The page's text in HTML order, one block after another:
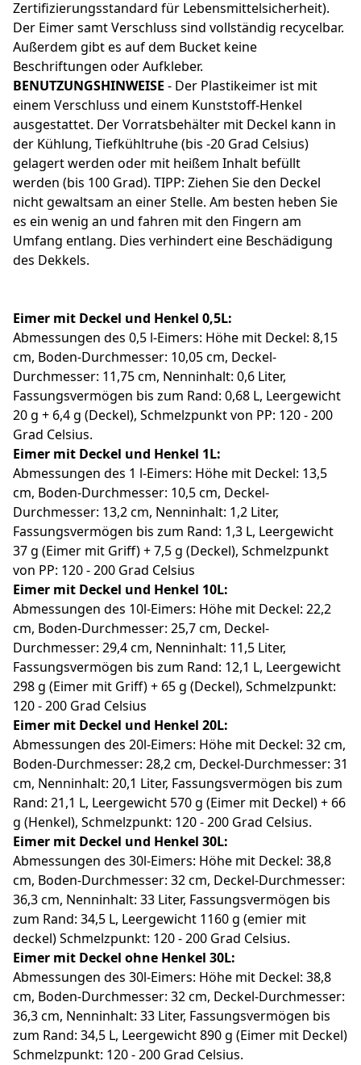
Zertifizierungsstandard für Lebensmittelsicherheit).
Der Eimer samt Verschluss sind vollständig recycelbar.
Außerdem gibt es auf dem Bucket keine
Beschriftungen oder Aufkleber.
BENUTZUNGSHINWEISE - Der Plastikeimer ist mit
einem Verschluss und einem Kunststoff-Henkel
ausgestattet. Der Vorratsbehälter mit Deckel kann in
der Kühlung, Tiefkühltruhe (bis -20 Grad Celsius)
gelagert werden oder mit heißem Inhalt befüllt
werden (bis 100 Grad). TIPP: Ziehen Sie den Deckel
nicht gewaltsam an einer Stelle. Am besten heben Sie
es ein wenig an und fahren mit den Fingern am
Umfang entlang. Dies verhindert eine Beschädigung
des Dekkels.
Eimer mit Deckel und Henkel 0,5L:
Abmessungen des 0,5 l-Eimers: Höhe mit Deckel: 8,15
cm, Boden-Durchmesser: 10,05 cm, Deckel-
Durchmesser: 11,75 cm, Nenninhalt: 0,6 Liter,
Fassungsvermögen bis zum Rand: 0,68 L, Leergewicht
20 g + 6,4 g (Deckel), Schmelzpunkt von PP: 120 - 200
Grad Celsius.
Eimer mit Deckel und Henkel 1L:
Abmessungen des 1 l-Eimers: Höhe mit Deckel: 13,5
cm, Boden-Durchmesser: 10,5 cm, Deckel-
Durchmesser: 13,2 cm, Nenninhalt: 1,2 Liter,
Fassungsvermögen bis zum Rand: 1,3 L, Leergewicht
37 g (Eimer mit Griff) + 7,5 g (Deckel), Schmelzpunkt
von PP: 120 - 200 Grad Celsius
Eimer mit Deckel und Henkel 10L:
Abmessungen des 10l-Eimers: Höhe mit Deckel: 22,2
cm, Boden-Durchmesser: 25,7 cm, Deckel-
Durchmesser: 29,4 cm, Nenninhalt: 11,5 Liter,
Fassungsvermögen bis zum Rand: 12,1 L, Leergewicht
298 g (Eimer mit Griff) + 65 g (Deckel), Schmelzpunkt:
120 - 200 Grad Celsius
Eimer mit Deckel und Henkel 20L:
Abmessungen des 20l-Eimers: Höhe mit Deckel: 32 cm,
Boden-Durchmesser: 28,2 cm, Deckel-Durchmesser: 31
cm, Nenninhalt: 20,1 Liter, Fassungsvermögen bis zum
Rand: 21,1 L, Leergewicht 570 g (Eimer mit Deckel) + 66
g (Henkel), Schmelzpunkt: 120 - 200 Grad Celsius.
Eimer mit Deckel und Henkel 30L:
Abmessungen des 30l-Eimers: Höhe mit Deckel: 38,8
cm, Boden-Durchmesser: 32 cm, Deckel-Durchmesser:
36,3 cm, Nenninhalt: 33 Liter, Fassungsvermögen bis
zum Rand: 34,5 L, Leergewicht 1160 g (emier mit
deckel) Schmelzpunkt: 120 - 200 Grad Celsius.
Eimer mit Deckel ohne Henkel 30L:
Abmessungen des 30l-Eimers: Höhe mit Deckel: 38,8
cm, Boden-Durchmesser: 32 cm, Deckel-Durchmesser:
36,3 cm, Nenninhalt: 33 Liter, Fassungsvermögen bis
zum Rand: 34,5 L, Leergewicht 890 g (Eimer mit Deckel)
Schmelzpunkt: 120 - 200 Grad Celsius.